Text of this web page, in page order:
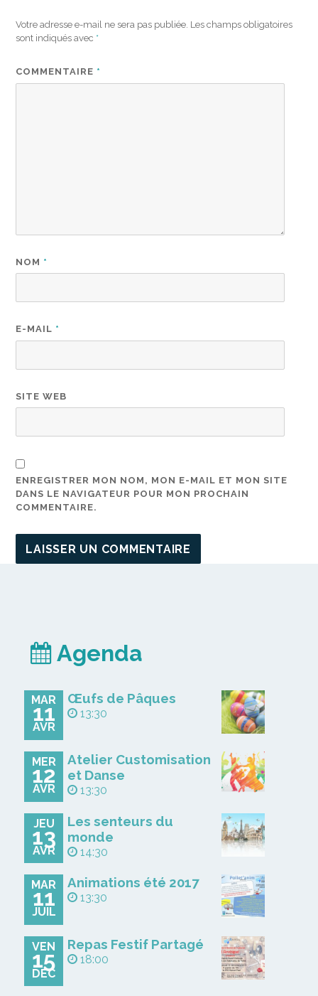
Votre adresse e-mail ne sera pas publiée. Les champs obligatoires
sont indiqués avec *
COMMENTAIRE *
NOM *
E-MAIL *
SITE WEB
ENREGISTRER MON NOM, MON E-MAIL ET MON SITE
DANS LE NAVIGATEUR POUR MON PROCHAIN
COMMENTAIRE.
Agenda
MAR
11
AVR
Œufs de Pâques
13:30
MER
12
AVR
Atelier Customisation
et Danse
13:30
JEU
13
AVR
Les senteurs du
monde
14:30
MAR
11
JUIL
Animations été 2017
13:30
VEN
15
DÉC
Repas Festif Partagé
18:00